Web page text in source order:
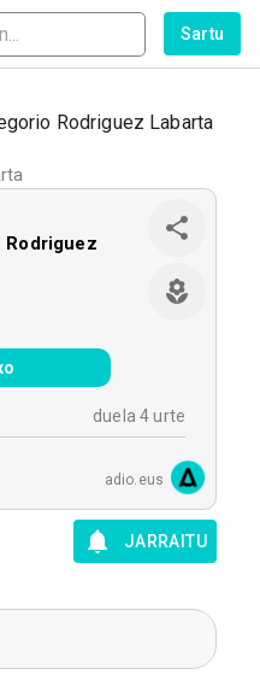
Sartu
Rodriguez Labarta
Rodriguez
duela 4 urte
adio.eus
JARRAITU